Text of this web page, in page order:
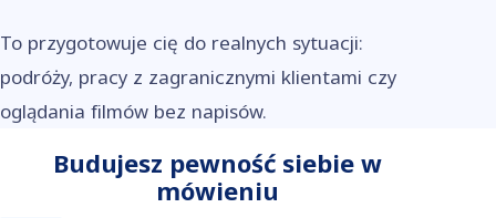
To przygotowuje cię do realnych sytuacji:
podróży, pracy z zagranicznymi klientami czy
oglądania filmów bez napisów.
Budujesz pewność siebie w
mówieniu